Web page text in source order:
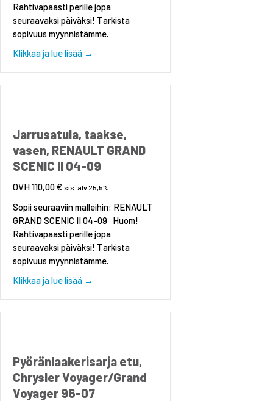
Rahtivapaasti perille jopa
seuraavaksi päiväksi! Tarkista
sopivuus myynnistämme.
Klikkaa ja lue lisää →
Jarrusatula, taakse,
vasen, RENAULT GRAND
SCENIC II 04-09
110,00€ sis. alv 25,5%
Sopii seuraaviin malleihin: RENAULT
GRAND SCENIC II 04-09 Huom!
Rahtivapaasti perille jopa
seuraavaksi päiväksi! Tarkista
sopivuus myynnistämme.
Klikkaa ja lue lisää →
Pyöränlaakerisarja etu,
Chrysler Voyager/Grand
Voyager 96-07